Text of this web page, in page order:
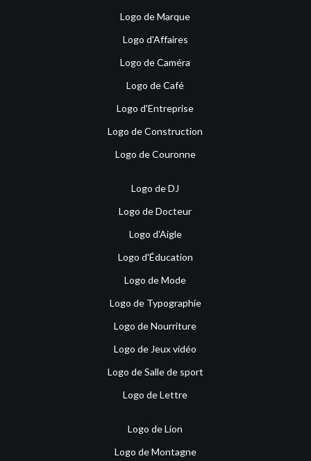
Logo de Marque
Logo d'Affaires
Logo de Caméra
Logo de Café
Logo d'Entreprise
Logo de Construction
Logo de Couronne
Logo de DJ
Logo de Docteur
Logo d'Aigle
Logo d'Éducation
Logo de Mode
Logo de Typographie
Logo de Nourriture
Logo de Jeux vidéo
Logo de Salle de sport
Logo de Lettre
Logo de Lion
Logo de Montagne